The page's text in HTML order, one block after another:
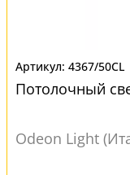
4367/50CL
Потолочный
Odeon Light